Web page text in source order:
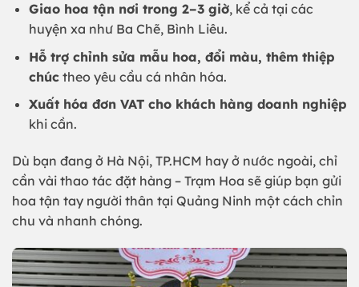
Giao hoa tận nơi trong 2–3 giờ, kể cả tại các
huyện xa như Ba Chẽ, Bình Liêu.
Hỗ trợ chỉnh sửa mẫu hoa, đổi màu, thêm thiệp
chúctheo yêu cầu cá nhân hóa.
Xuất hóa đơn VAT cho khách hàng doanh nghiệp
khi cần.
Dù bạn đang ở Hà Nội, TP.HCM hay ở nước ngoài, chỉ
cần vài thao tác đặt hàng – Trạm Hoa sẽ giúp bạn gửi
hoa tận tay người thân tại Quảng Ninh một cách chỉn
chu và nhanh chóng.